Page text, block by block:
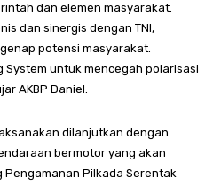
dan elemen masyarakat.
dan sinergis dengan TNI,
potensi masyarakat.
System untuk mencegah polarisasi
AKBP Daniel.
dilanjutkan dengan
bermotor yang akan
Pilkada Serentak